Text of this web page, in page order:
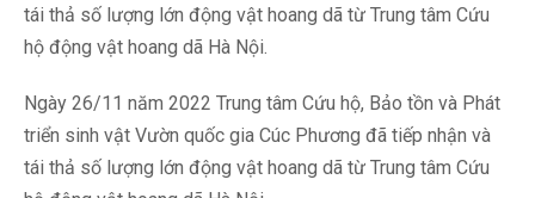
tái thả số lượng lớn động vật hoang dã từ Trung tâm Cứu
hộ động vật hoang dã Hà Nội.
Ngày 26/11 năm 2022 Trung tâm Cứu hộ, Bảo tồn và Phát
triển sinh vật Vườn quốc gia Cúc Phương đã tiếp nhận và
tái thả số lượng lớn động vật hoang dã từ Trung tâm Cứu